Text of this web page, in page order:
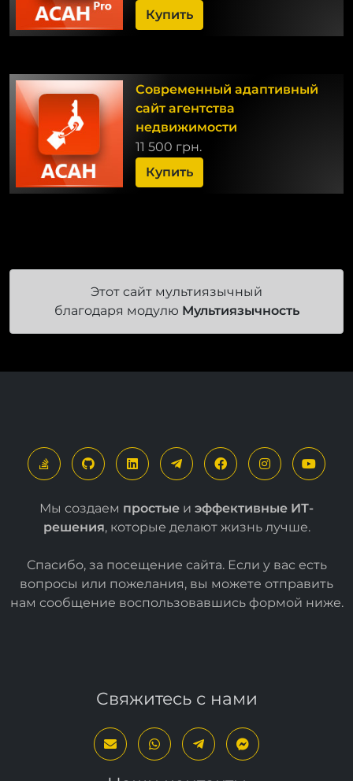
Купить
Современный адаптивный
сайт агентства
недвижимости
11 500 грн.
Купить
Этот сайт мультиязычный
благодаря модулю Мультиязычность
Мы создаем простые и эффективные ИТ-
решения, которые делают жизнь лучше.
Спасибо, за посещение сайта. Если у вас есть
вопросы или пожелания, вы можете отправить
нам сообщение воспользовавшись формой ниже.
Свяжитесь с нами